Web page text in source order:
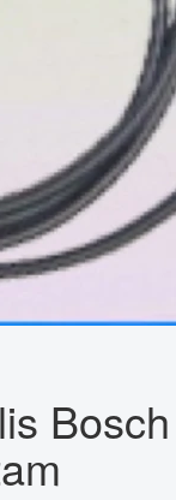
Bosch